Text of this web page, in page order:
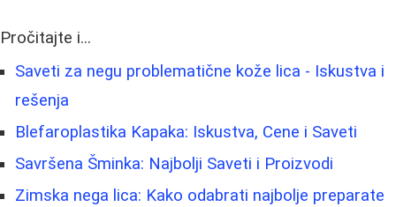
Pročitajte i...
Saveti za negu problematične kože lica - Iskustva i
rešenja
Blefaroplastika Kapaka: Iskustva, Cene i Saveti
Savršena Šminka: Najbolji Saveti i Proizvodi
Zimska nega lica: Kako odabrati najbolje preparate